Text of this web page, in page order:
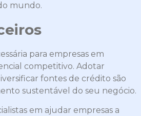
mundo.
para empresas em
competitivo. Adotar
fontes de crédito são
sustentável do seu negócio.
em ajudar empresas a